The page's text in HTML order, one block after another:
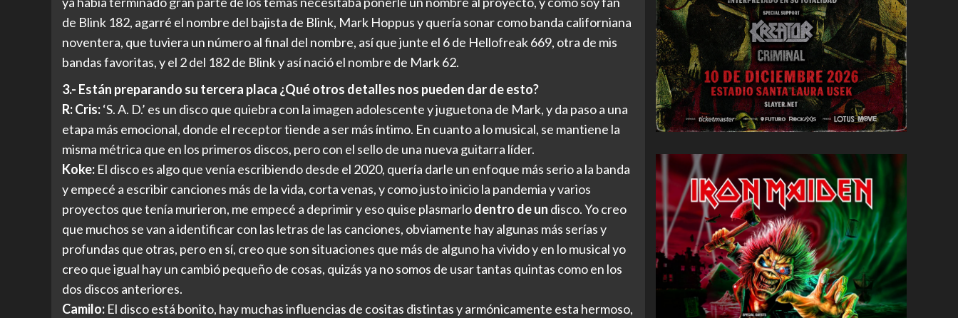
de Blink 182, agarré el nombre del bajista de Blink, Mark Hoppus y quería sonar como banda californiana
noventera, que tuviera un número al final del nombre, así que junte el 6 de Hellofreak 669, otra de mis
bandas favoritas, y el 2 del 182 de Blink y así nació el nombre de Mark 62.
3.- Están preparando su tercera placa ¿Qué otros detalles nos pueden dar de esto?
R: Cris:‘S. A. D.’ es un disco que quiebra con la imagen adolescente y juguetona de Mark, y da paso a una
etapa más emocional, donde el receptor tiende a ser más íntimo. En cuanto a lo musical, se mantiene la
misma métrica que en los primeros discos, pero con el sello de una nueva guitarra líder.
Koke: El disco es algo que venía escribiendo desde el 2020, quería darle un enfoque más serio a la banda
y empecé a escribir canciones más de la vida, corta venas, y como justo inicio la pandemia y varios
proyectos que tenía murieron, me empecé a deprimir y eso quise plasmarlodentro de un disco. Yo creo
que muchos se van a identificar con las letras de las canciones, obviamente hay algunas más serías y
profundas que otras, pero en sí, creo que son situaciones que más de alguno ha vivido y en lo musical yo
creo que igual hay un cambió pequeño de cosas, quizás ya no somos de usar tantas quintas como en los
dos discos anteriores.
Camilo: El disco está bonito, hay muchas influencias de cositas distintas y armónicamente esta hermoso,